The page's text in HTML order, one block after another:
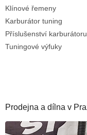
Klínové řemeny
Karburátor tuning
Příslušenství karburátoru
Tuningové výfuky
Prodejna a dílna v